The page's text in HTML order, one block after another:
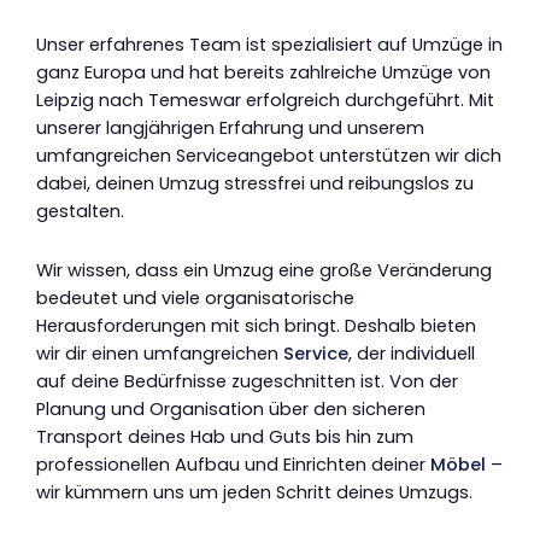
Unser erfahrenes Team ist spezialisiert auf Umzüge in
ganz Europa und hat bereits zahlreiche Umzüge von
Leipzig nach Temeswar erfolgreich durchgeführt. Mit
unserer langjährigen Erfahrung und unserem
umfangreichen Serviceangebot unterstützen wir dich
dabei, deinen Umzug stressfrei und reibungslos zu
gestalten.
Wir wissen, dass ein Umzug eine große Veränderung
bedeutet und viele organisatorische
Herausforderungen mit sich bringt. Deshalb bieten
wir dir einen umfangreichen Service, der individuell
auf deine Bedürfnisse zugeschnitten ist. Von der
Planung und Organisation über den sicheren
Transport deines Hab und Guts bis hin zum
professionellen Aufbau und Einrichten deiner Möbel –
wir kümmern uns um jeden Schritt deines Umzugs.